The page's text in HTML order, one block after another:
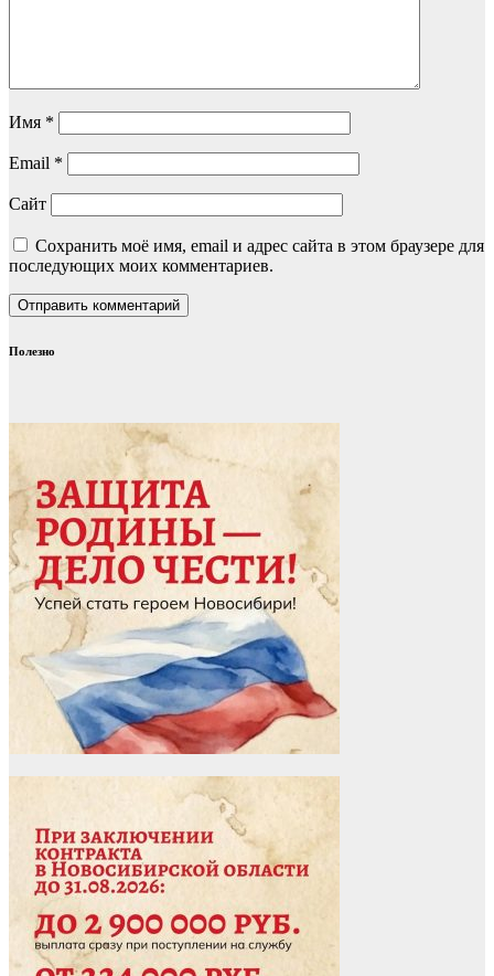
Имя *
Email *
Сайт
Сохранить моё имя, email и адрес сайта в этом браузере для
последующих моих комментариев.
Полезно